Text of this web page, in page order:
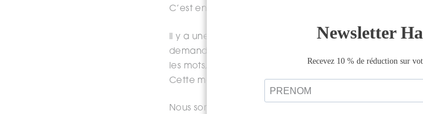
C’est en versant sur ces pages mes larmes et mes mots
Il y a une puissance énorme à écrire, comme cette
demande pardon, qui offre le pardon, jamais envoyée.
les mots, peut-être pour ne pas les garder mais pour les
Cette magie guérisseuse de poser visiblement pour que
Nous sommes tous capables de poser nos mots, de